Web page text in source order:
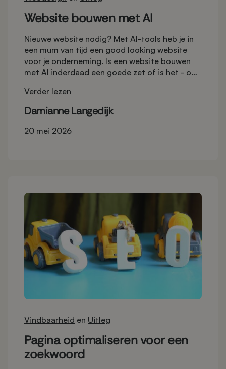
Website bouwen met AI
Nieuwe website nodig? Met AI-tools heb je in
een mum van tijd een good looking website
voor je onderneming. Is een website bouwen
met AI inderdaad een goede zet of is het - op
uit te besteden aan een webbureau?
Verder lezen
Damianne Langedijk
20 mei 2026
Vindbaarheid en Uitleg
Pagina optimaliseren voor een
zoekwoord